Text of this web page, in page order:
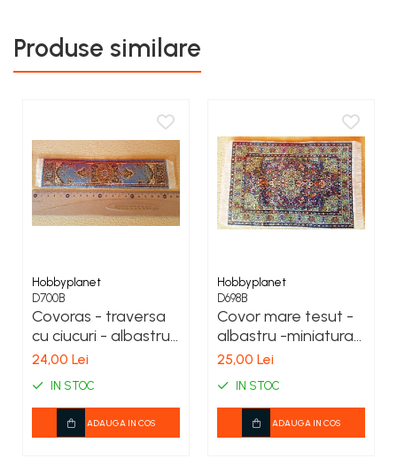
Produse similare
Hobbyplanet
D700B
Covoras - traversa
cu ciucuri - albastru
- miniatura casuta
24,00 Lei
IN STOC
ADAUGA IN COS
Hobbyplanet
D698B
Covor mare tesut -
albastru -miniatura
papusi
25,00 Lei
IN STOC
ADAUGA IN COS